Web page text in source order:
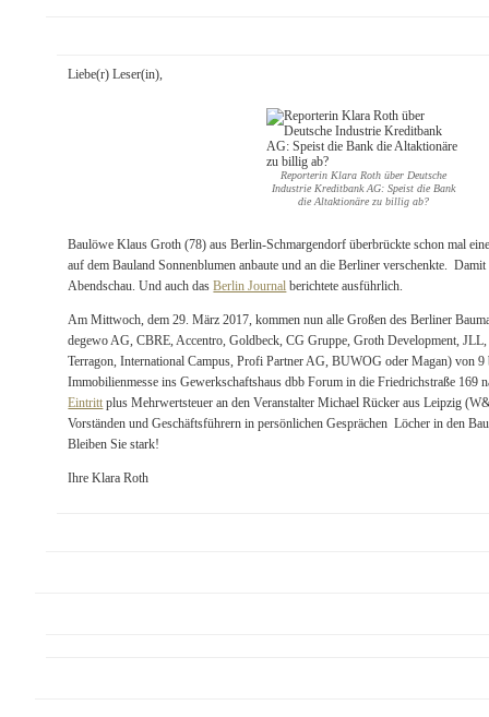
Liebe(r) Leser(in),
Reporterin Klara Roth über Deutsche
Industrie Kreditbank AG: Speist die Bank
die Altaktionäre zu billig ab?
Baulöwe Klaus Groth (78) aus Berlin-Schmargendorf überbrückte schon mal
auf dem Bauland Sonnenblumen anbaute und an die Berliner verschenkte.
Abendschau. Und auch dasBerlin Journal berichtete ausführlich.
Am Mittwoch, dem 29. März 2017, kommen nun alle Großen des Berliner
degewo AG, CBRE, Accentro, Goldbeck, CG Gruppe, Groth Development,
Terragon, International Campus, Profi Partner AG, BUWOG oder Magan) von
Immobilienmesse ins Gewerkschaftshaus dbb Forum in die Friedrichstraße 169
Eintritt plus Mehrwertsteuer an den Veranstalter Michael Rücker aus Leipzig
Vorständen und Geschäftsführern in persönlichen Gesprächen Löcher in den
Bleiben Sie stark!
Ihre Klara Roth